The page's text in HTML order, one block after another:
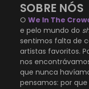
SOBRE NÓS
O We In The
e pelo mundo do
sentimos falta de
artistas favoritos.
nos
que nunca
pensamos: por